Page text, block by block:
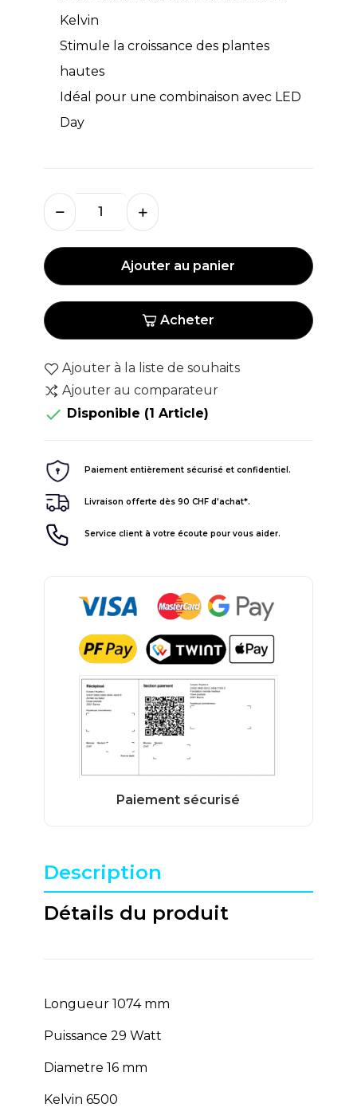
Kelvin
Stimule la croissance des plantes
hautes
Idéal pour une combinaison avec LED
Day
Ajouter au panier
Acheter
Ajouter à la liste de souhaits
Ajouter au comparateur
 Disponible (1 Article)
Paiement entièrement sécurisé et confidentiel.
Livraison offerte dès 90 CHF d'achat*.
Service client à votre écoute pour vous aider.
Description
Détails du produit
Longueur 1074 mm
Puissance 29 Watt
Diametre 16 mm
Kelvin 6500